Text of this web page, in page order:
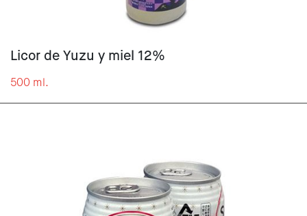
Licor de Yuzu y miel 12%
500 ml.